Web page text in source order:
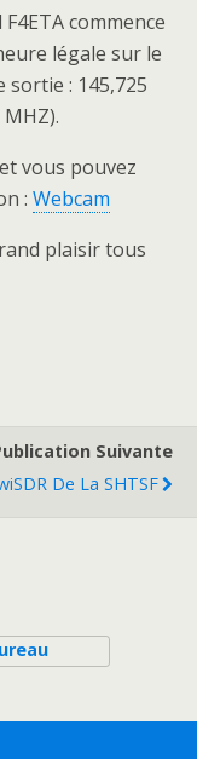
commence
légale sur le
sortie : 145,725
vous pouvez
: Webcam
plaisir tous
Suivante
De La SHTSF